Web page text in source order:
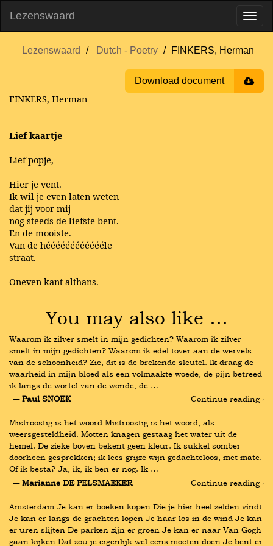
Lezenswaard
Lezenswaard Dutch - Poetry FINKERS, Herman
Download document
FINKERS, Herman
Lief kaartje
Lief popje,
Hier je vent.
Ik wil je even laten weten
dat jij voor mij
nog steeds de liefste bent.
En de mooiste.
Van de hééééééééééééle
straat.
Oneven kant althans.
You may also like …
Waarom ik zilver smelt in mijn gedichten? Waarom ik zilver
smelt in mijn gedichten? Waarom ik edel tover aan de wervels
van de schoonheid? Zie, dit is de brekende sleutel. Ik draag de
waarheid in mijn bloed als een volmaakte woede, de pijn betreed
ik langs de wortel van de wonde, de …
― Paul SNOEK
Continue reading ›
Mistroostig is het woord Mistroostig is het woord, als
weersgesteldheid. Motten knagen gestaag het water uit de
hemel. De zieke boven bekent geen kleur. Ik sukkel somber
doorheen gesprekken; ik lees grijze wijn gedachteloos, met mate.
Of ik besta? Ja, ik, ik ben er nog. Ik …
― Marianne DE PELSMAEKER
Continue reading ›
Amsterdam Je kan er boeken kopen Die je hier heel zelden vindt
Je kan er langs de grachten lopen Je haar los in de wind Je kan
er uren slijten De parken zijn er groen Je kan er naar Van Gogh
gaan kijken Dat zou je eigenlijk wel eens moeten doen Je bent er